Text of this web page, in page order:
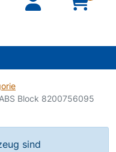
Block 8200756095
sind